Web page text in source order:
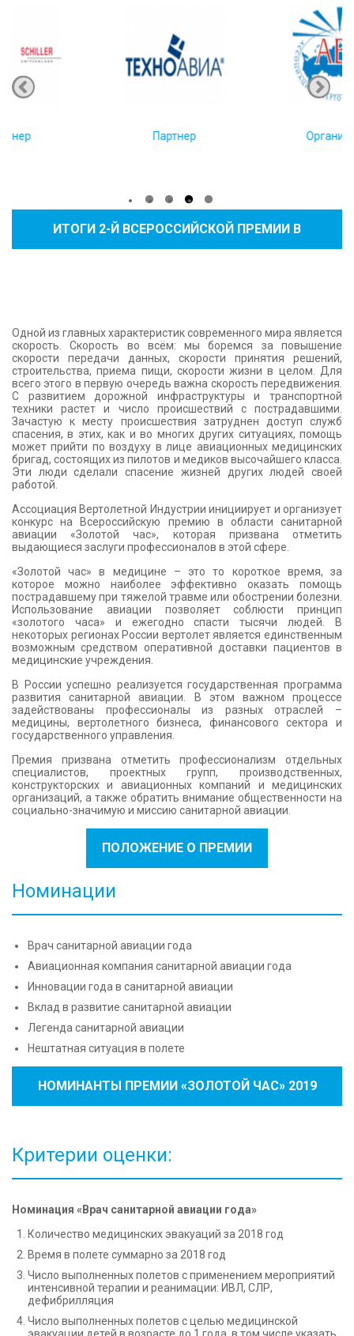
ИТОГИ 2-Й ВСЕРОССИЙСКОЙ ПРЕМИИ В
Одной из главных характеристик современного мира является
скорость. Скорость во всём: мы боремся за повышение
скорости передачи данных, скорости принятия решений,
строительства, приема пищи, скорости жизни в целом. Для
всего этого в первую очередь важна скорость передвижения.
С развитием дорожной инфраструктуры и транспортной
техники растет и число происшествий с пострадавшими.
Зачастую к месту происшествия затруднен доступ служб
спасения, в этих, как и во многих других ситуациях, помощь
может прийти по воздуху в лице авиационных медицинских
бригад, состоящих из пилотов и медиков высочайшего класса.
Эти люди сделали спасение жизней других людей своей
работой.
Ассоциация Вертолетной Индустрии инициирует и организует
конкурс на Всероссийскую премию в области санитарной
авиации «Золотой час», которая призвана отметить
выдающиеся заслуги профессионалов в этой сфере.
«Золотой час» в медицине – это то короткое время, за
которое можно наиболее эффективно оказать помощь
пострадавшему при тяжелой травме или обострении болезни.
Использование авиации позволяет соблюсти принцип
«золотого часа» и ежегодно спасти тысячи людей. В
некоторых регионах России вертолет является единственным
возможным средством оперативной доставки пациентов в
медицинские учреждения.
В России успешно реализуется государственная программа
развития санитарной авиации. В этом важном процессе
задействованы профессионалы из разных отраслей –
медицины, вертолетного бизнеса, финансового сектора и
государственного управления.
Премия призвана отметить профессионализм отдельных
специалистов, проектных групп, производственных,
конструкторских и авиационных компаний и медицинских
организаций, а также обратить внимание общественности на
социально-значимую и миссию санитарной авиации.
ПОЛОЖЕНИЕ О ПРЕМИИ
Номинации
Врач санитарной авиации года
Авиационная компания санитарной авиации года
Инновации года в санитарной авиации
Вклад в развитие санитарной авиации
Легенда санитарной авиации
Нештатная ситуация в полете
НОМИНАНТЫ ПРЕМИИ «ЗОЛОТОЙ ЧАС» 2019
Критерии оценки:
Номинация «Врач санитарной авиации года»
Количество медицинских эвакуаций за 2018 год
Время в полете суммарно за 2018 год
Число выполненных полетов с применением мероприятий
интенсивной терапии и реанимации: ИВЛ, СЛР,
дефибрилляция
Число выполненных полетов с целью медицинской